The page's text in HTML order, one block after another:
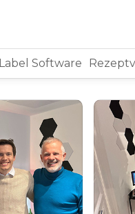
Label Software